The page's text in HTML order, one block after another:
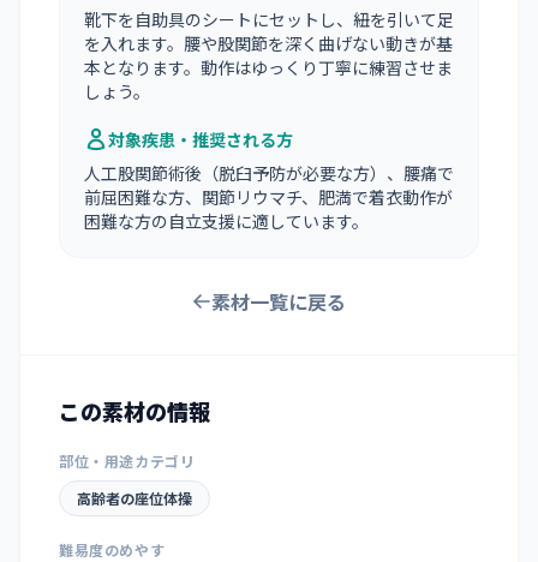
靴下を自助具のシートにセットし、紐を引いて足
を入れます。腰や股関節を深く曲げない動きが基
本となります。動作はゆっくり丁寧に練習させま
しょう。
対象疾患・推奨される方
人工股関節術後（脱臼予防が必要な方）、腰痛で
前屈困難な方、関節リウマチ、肥満で着衣動作が
困難な方の自立支援に適しています。
素材一覧に戻る
この素材の情報
部位・用途カテゴリ
高齢者の座位体操
難易度のめやす